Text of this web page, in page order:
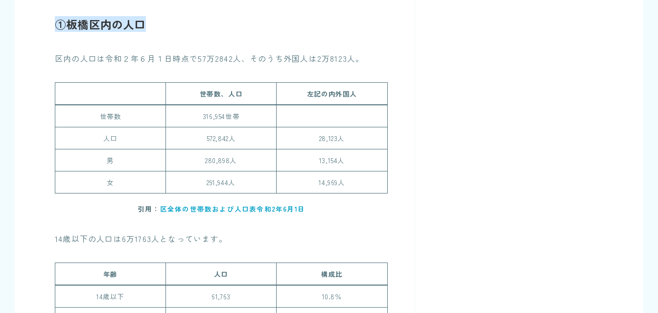
①板橋区内の人口
区内の人口は令和２年６月１日時点で57万2842人、そのうち外国人は2万8123人。
世帯数、人口 左記の内外国人
世帯数 316,954世帯
人口 572,842人 28,123人
男 280,898人 13,154人
女 291,944人 14,969人
引用： 区全体の世帯数および人口表令和2年6月1日
14歳以下の人口は6万1763人となっています。
年齢 人口 構成比
14歳以下 61,763 10.8％